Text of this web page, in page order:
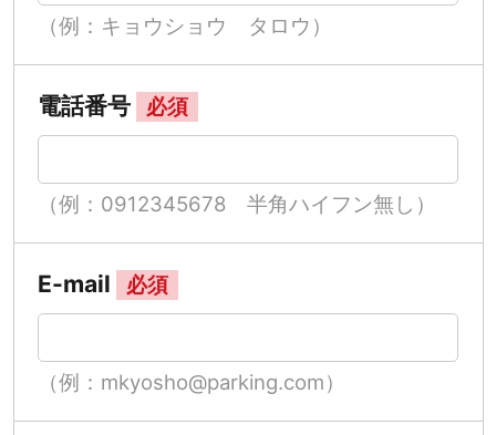
（例：キョウショウ タロウ）
電話番号 必須
（例：0912345678 半角ハイフン無し）
E-mail 必須
（例：mkyosho@parking.com）